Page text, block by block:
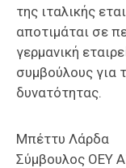
της ιταλικής
αποτιμάται σε
γερμανική
συμβούλους για
δυνατότητας.
Μπέττυ Λάρδα
Σύμβουλος ΟΕΥ